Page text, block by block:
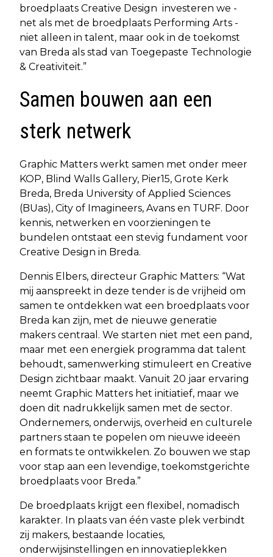
broedplaats Creative Design investeren we -
net als met de broedplaats Performing Arts -
niet alleen in talent, maar ook in de toekomst
van Breda als stad van Toegepaste Technologie
& Creativiteit.”
Samen bouwen aan een
sterk netwerk
Graphic Matters werkt samen met onder meer
KOP, Blind Walls Gallery, Pier15, Grote Kerk
Breda, Breda University of Applied Sciences
(BUas), City of Imagineers, Avans en TURF. Door
kennis, netwerken en voorzieningen te
bundelen ontstaat een stevig fundament voor
Creative Design in Breda.
Dennis Elbers, directeur Graphic Matters: “Wat
mij aanspreekt in deze tender is de vrijheid om
samen te ontdekken wat een broedplaats voor
Breda kan zijn, met de nieuwe generatie
makers centraal. We starten niet met een pand,
maar met een energiek programma dat talent
behoudt, samenwerking stimuleert en Creative
Design zichtbaar maakt. Vanuit 20 jaar ervaring
neemt Graphic Matters het initiatief, maar we
doen dit nadrukkelijk samen met de sector.
Ondernemers, onderwijs, overheid en culturele
partners staan te popelen om nieuwe ideeën
en formats te ontwikkelen. Zo bouwen we stap
voor stap aan een levendige, toekomstgerichte
broedplaats voor Breda.”
De broedplaats krijgt een flexibel, nomadisch
karakter. In plaats van één vaste plek verbindt
zij makers, bestaande locaties,
onderwijsinstellingen en innovatieplekken